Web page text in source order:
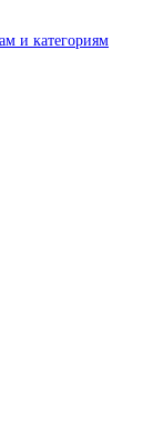
и категориям